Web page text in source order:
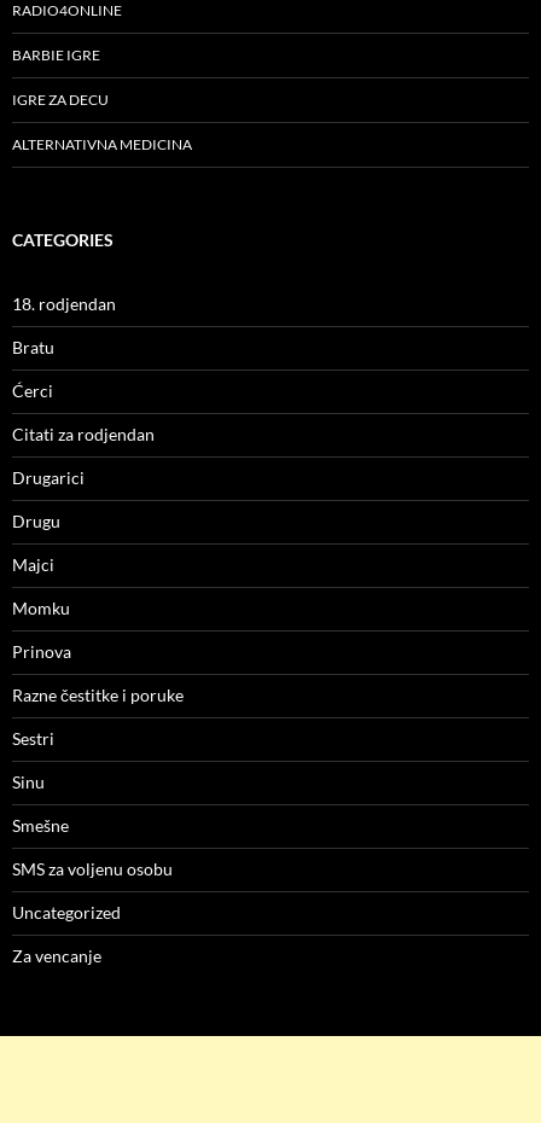
RADIO4ONLINE
BARBIE IGRE
IGRE ZA DECU
ALTERNATIVNA MEDICINA
CATEGORIES
18. rodjendan
Bratu
Ćerci
Citati za rodjendan
Drugarici
Drugu
Majci
Momku
Prinova
Razne čestitke i poruke
Sestri
Sinu
Smešne
SMS za voljenu osobu
Uncategorized
Za vencanje